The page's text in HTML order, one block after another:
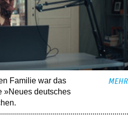
Familie war das
»Neues deutsches
MEHR